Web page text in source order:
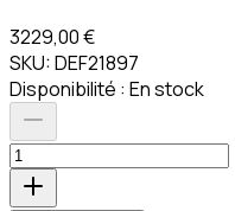
3229,00 €
SKU:DEF21897
Disponibilité : En stock